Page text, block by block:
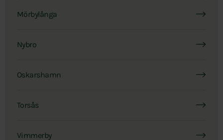
Mörbylånga
Nybro
Oskarshamn
Torsås
Vimmerby